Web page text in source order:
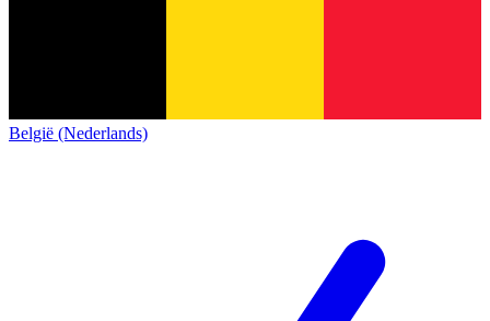
België (Nederlands)